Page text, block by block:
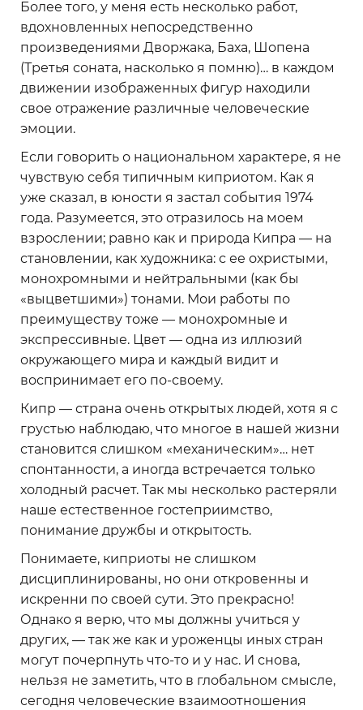
Более того, у меня есть несколько работ,
вдохновленных непосредственно
произведениями Дворжака, Баха, Шопена
(Третья соната, насколько я помню)… в каждом
движении изображенных фигур находили
свое отражение различные человеческие
эмоции.
Если говорить о национальном характере, я не
чувствую себя типичным киприотом. Как я
уже сказал, в юности я застал события 1974
года. Разумеется, это отразилось на моем
взрослении; равно как и природа Кипра — на
становлении, как художника: с ее охристыми,
монохромными и нейтральными (как бы
«выцветшими») тонами. Мои работы по
преимуществу тоже — монохромные и
экспрессивные. Цвет — одна из иллюзий
окружающего мира и каждый видит и
воспринимает его по-своему.
Кипр — страна очень открытых людей, хотя я с
грустью наблюдаю, что многое в нашей жизни
становится слишком «механическим»… нет
спонтанности, а иногда встречается только
холодный расчет. Так мы несколько растеряли
наше естественное гостеприимство,
понимание дружбы и открытость.
Понимаете, киприоты не слишком
дисциплинированы, но они откровенны и
искренни по своей сути. Это прекрасно!
Однако я верю, что мы должны учиться у
других, — так же как и уроженцы иных стран
могут почерпнуть что-то и у нас. И снова,
нельзя не заметить, что в глобальном смысле,
сегодня человеческие взаимоотношения